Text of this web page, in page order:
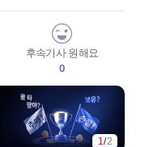
후속기사 원해요
0
1/2